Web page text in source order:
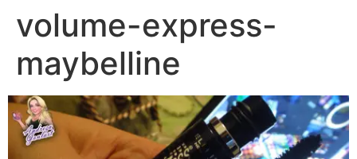
volume-express-
maybelline